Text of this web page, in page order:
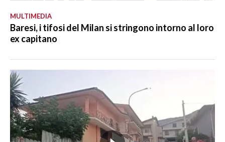
MULTIMEDIA
Baresi, i tifosi del Milan si stringono intorno al loro
ex capitano